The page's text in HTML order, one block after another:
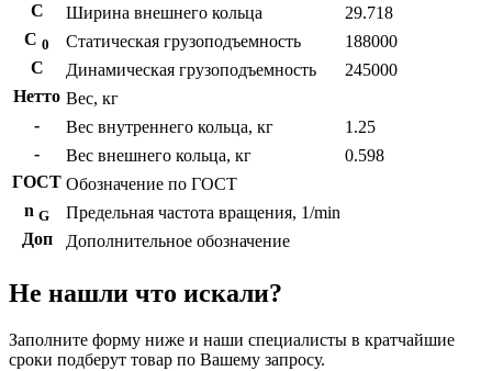
С
Ширина внешнего кольца
29.718
С 0 Статическая грузоподъемность
188000
C
Динамическая грузоподъемность
245000
Нетто Вес, кг
-
Вес внутреннего кольца, кг
1.25
-
Вес внешнего кольца, кг
0.598
ГОСТ Обозначение по ГОСТ
n G
Предельная частота вращения, 1/min
Доп
Дополнительное обозначение
Не нашли что искали?
Заполните форму ниже и наши специалисты в кратчайшие
сроки подберут товар по Вашему запросу.